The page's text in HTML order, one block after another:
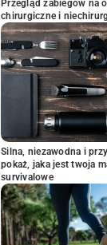
Przegląd zabiegów na
chirurgiczne i
Silna, niezawodna i
pokaż, jaka jest twoja
survivalowe